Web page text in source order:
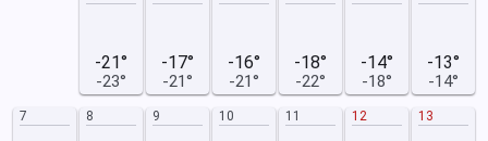
-21°
-23°
-17°
-21°
-16°
-21°
-18°
-22°
-14°
-18°
-13°
-14°
7 8 9 10 11 12 13